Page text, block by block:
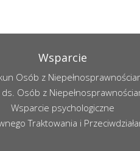
Wsparcie
Osób z
Osób z
Wsparcie psychologiczne
Traktowania i